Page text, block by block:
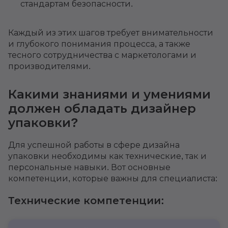
стандартам безопасности.
Каждый из этих шагов требует внимательности
и глубокого понимания процесса, а также
тесного сотрудничества с маркетологами и
производителями.
Какими знаниями и умениями
должен обладать дизайнер
упаковки?
Для успешной работы в сфере дизайна
упаковки необходимы как технические, так и
персональные навыки. Вот основные
компетенции, которые важны для специалиста:
Технические компетенции: